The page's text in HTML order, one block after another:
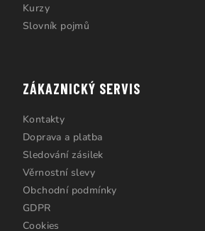
Kurzy
Slovník pojmů
ZÁKAZNICKÝ SERVIS
Kontakty
Doprava a platba
Sledování zásilek
Věrnostní slevy
Obchodní podmínky
GDPR
Cookies